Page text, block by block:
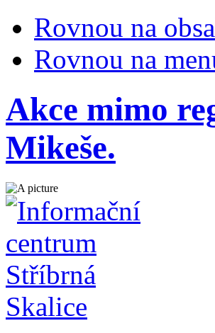
Rovnou na
Rovnou na
Akce mimo
Mikeše.